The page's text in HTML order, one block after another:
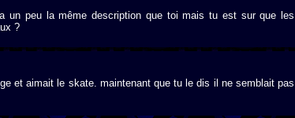
un peu la même description que toi mais tu est sur que les
?
et aimait le skate. maintenant que tu le dis il ne semblait pas